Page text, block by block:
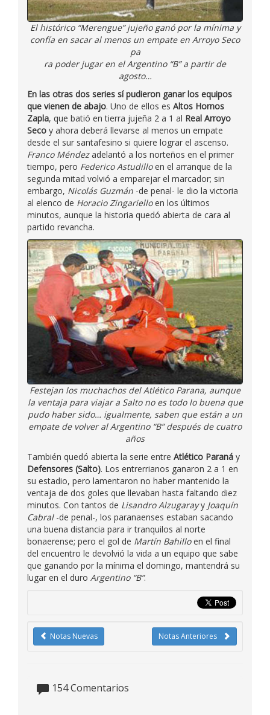
El histórico “Merengue” jujeño ganó por la mínima y
confía en sacar al menos un empate en Arroyo Seco
pa
ra poder jugar en el Argentino “B” a partir de
agosto…
En las otras dos series sí pudieron ganar los equipos
que vienen de abajo. Uno de ellos es Altos Hornos
Zapla, que batió en tierra jujeña 2 a 1 al Real Arroyo
Seco y ahora deberá llevarse al menos un empate
desde el sur santafesino si quiere lograr el ascenso.
Franco Méndezadelantó a los norteños en el primer
tiempo, pero Federico Astudilloen el arranque de la
segunda mitad volvió a emparejar el marcador; sin
embargo, Nicolás Guzmán -de penal- le dio la victoria
al elenco de Horacio Zingarielloen los últimos
minutos, aunque la historia quedó abierta de cara al
partido revancha.
Festejan los muchachos del Atlético Parana, aunque
la ventaja para viajar a Salto no es todo lo buena que
pudo haber sido… igualmente, saben que están a un
empate de volver al Argentino “B” después de cuatro
años
También quedó abierta la serie entre Atlético Paraná y
Defensores (Salto). Los entrerrianos ganaron 2 a 1 en
su estadio, pero lamentaron no haber mantenido la
ventaja de dos goles que llevaban hasta faltando diez
minutos. Con tantos de Lisandro Alzugarayy Joaquín
Cabral-de penal-, los paranaenses estaban sacando
una buena distancia para ir tranquilos al norte
bonaerense; pero el gol de Martín Bahilloen el final
del encuentro le devolvió la vida a un equipo que sabe
que ganando por la mínima el domingo, mantendrá su
lugar en el duro Argentino “B”.
Notas Anteriores
Notas Nuevas
154Comentarios